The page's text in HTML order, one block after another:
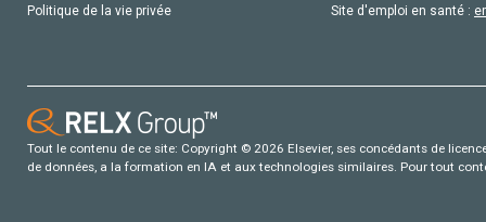
Politique de la vie privée
Site d'emploi en santé :
Tout le contenu de ce site: Copyright © 2026 Elsevier, ses concédants de
de données, a la formation en IA et aux technologies similaires. Pour tout